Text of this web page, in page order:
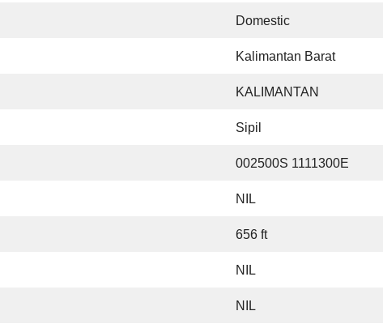
Domestic
Kalimantan Barat
KALIMANTAN
Sipil
002500S 1111300E
NIL
656 ft
NIL
NIL